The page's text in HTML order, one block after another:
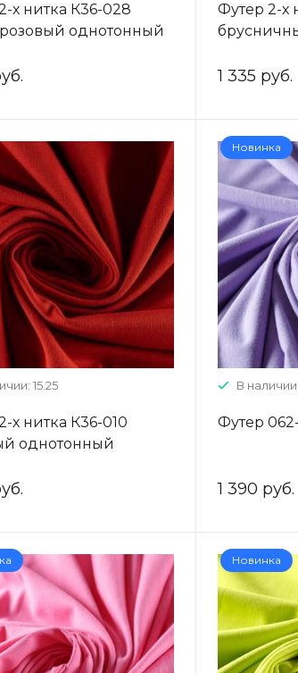
х нитка К36-028
однотонный
Футер 2-х
1 335 руб.
15.25
х нитка К36-010
однотонный
Новинка
В наличии:
Футер
1 390 руб.
Новинка